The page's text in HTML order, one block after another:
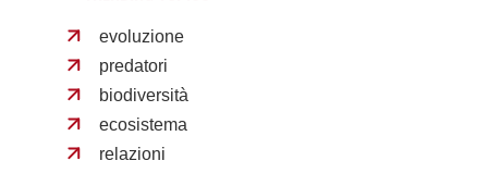
evoluzione
predatori
biodiversità
ecosistema
relazioni